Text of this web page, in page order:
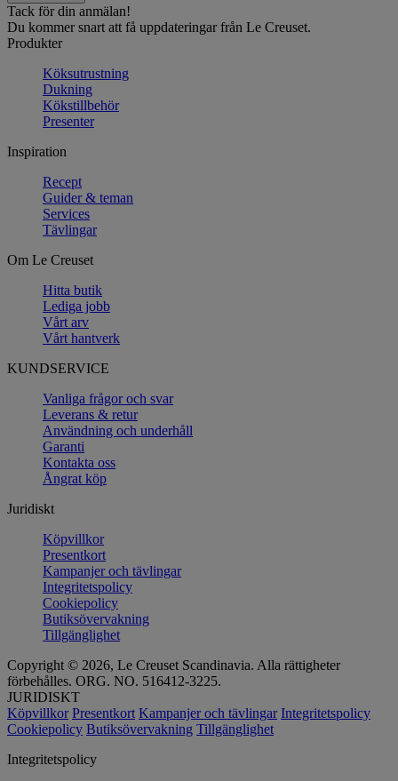
Tack för din anmälan!
Du kommer snart att få uppdateringar från Le Creuset.
Produkter
Köksutrustning
Dukning
Kökstillbehör
Presenter
Inspiration
Recept
Guider & teman
Services
Tävlingar
Om Le Creuset
Hitta butik
Lediga jobb
Vårt arv
Vårt hantverk
KUNDSERVICE
Vanliga frågor och svar
Leverans & retur
Användning och underhåll
Garanti
Kontakta oss
Ångrat köp
Juridiskt
Köpvillkor
Presentkort
Kampanjer och tävlingar
Integritetspolicy
Cookiepolicy
Butiksövervakning
Tillgänglighet
Copyright © 2026, Le Creuset Scandinavia. Alla rättigheter
förbehålles. ORG. NO. 516412-3225.
JURIDISKT
Köpvillkor Presentkort Kampanjer och tävlingar Integritetspolicy
Cookiepolicy Butiksövervakning Tillgänglighet
Integritetspolicy